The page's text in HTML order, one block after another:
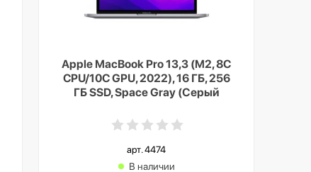
Apple MacBook Pro 13,3 (M2, 8C
CPU/10C GPU, 2022), 16 ГБ, 256
ГБ SSD, Space Gray (Серый
арт. 4474
В наличии